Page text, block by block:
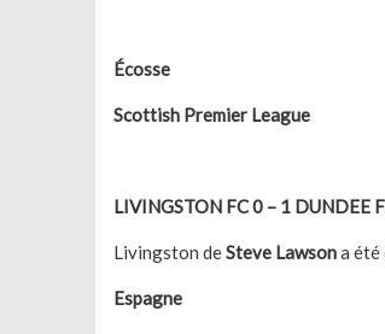
Écosse
Scottish Premier League
LIVINGSTON FC 0 – 1 DUNDEE
Livingston deSteve Lawsona été
Espagne